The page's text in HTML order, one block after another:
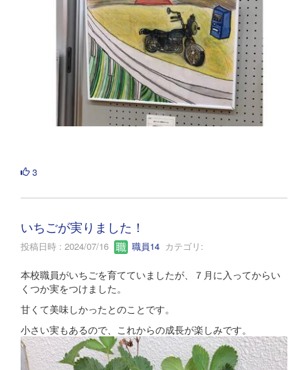
3
いちごが実りました！
投稿日時 : 2024/07/16 職員14 カテゴリ:
本校職員がいちごを育てていましたが、７月に入ってからい
くつか実をつけました。
甘くて美味しかったとのことです。
小さい実もあるので、これからの成長が楽しみです。